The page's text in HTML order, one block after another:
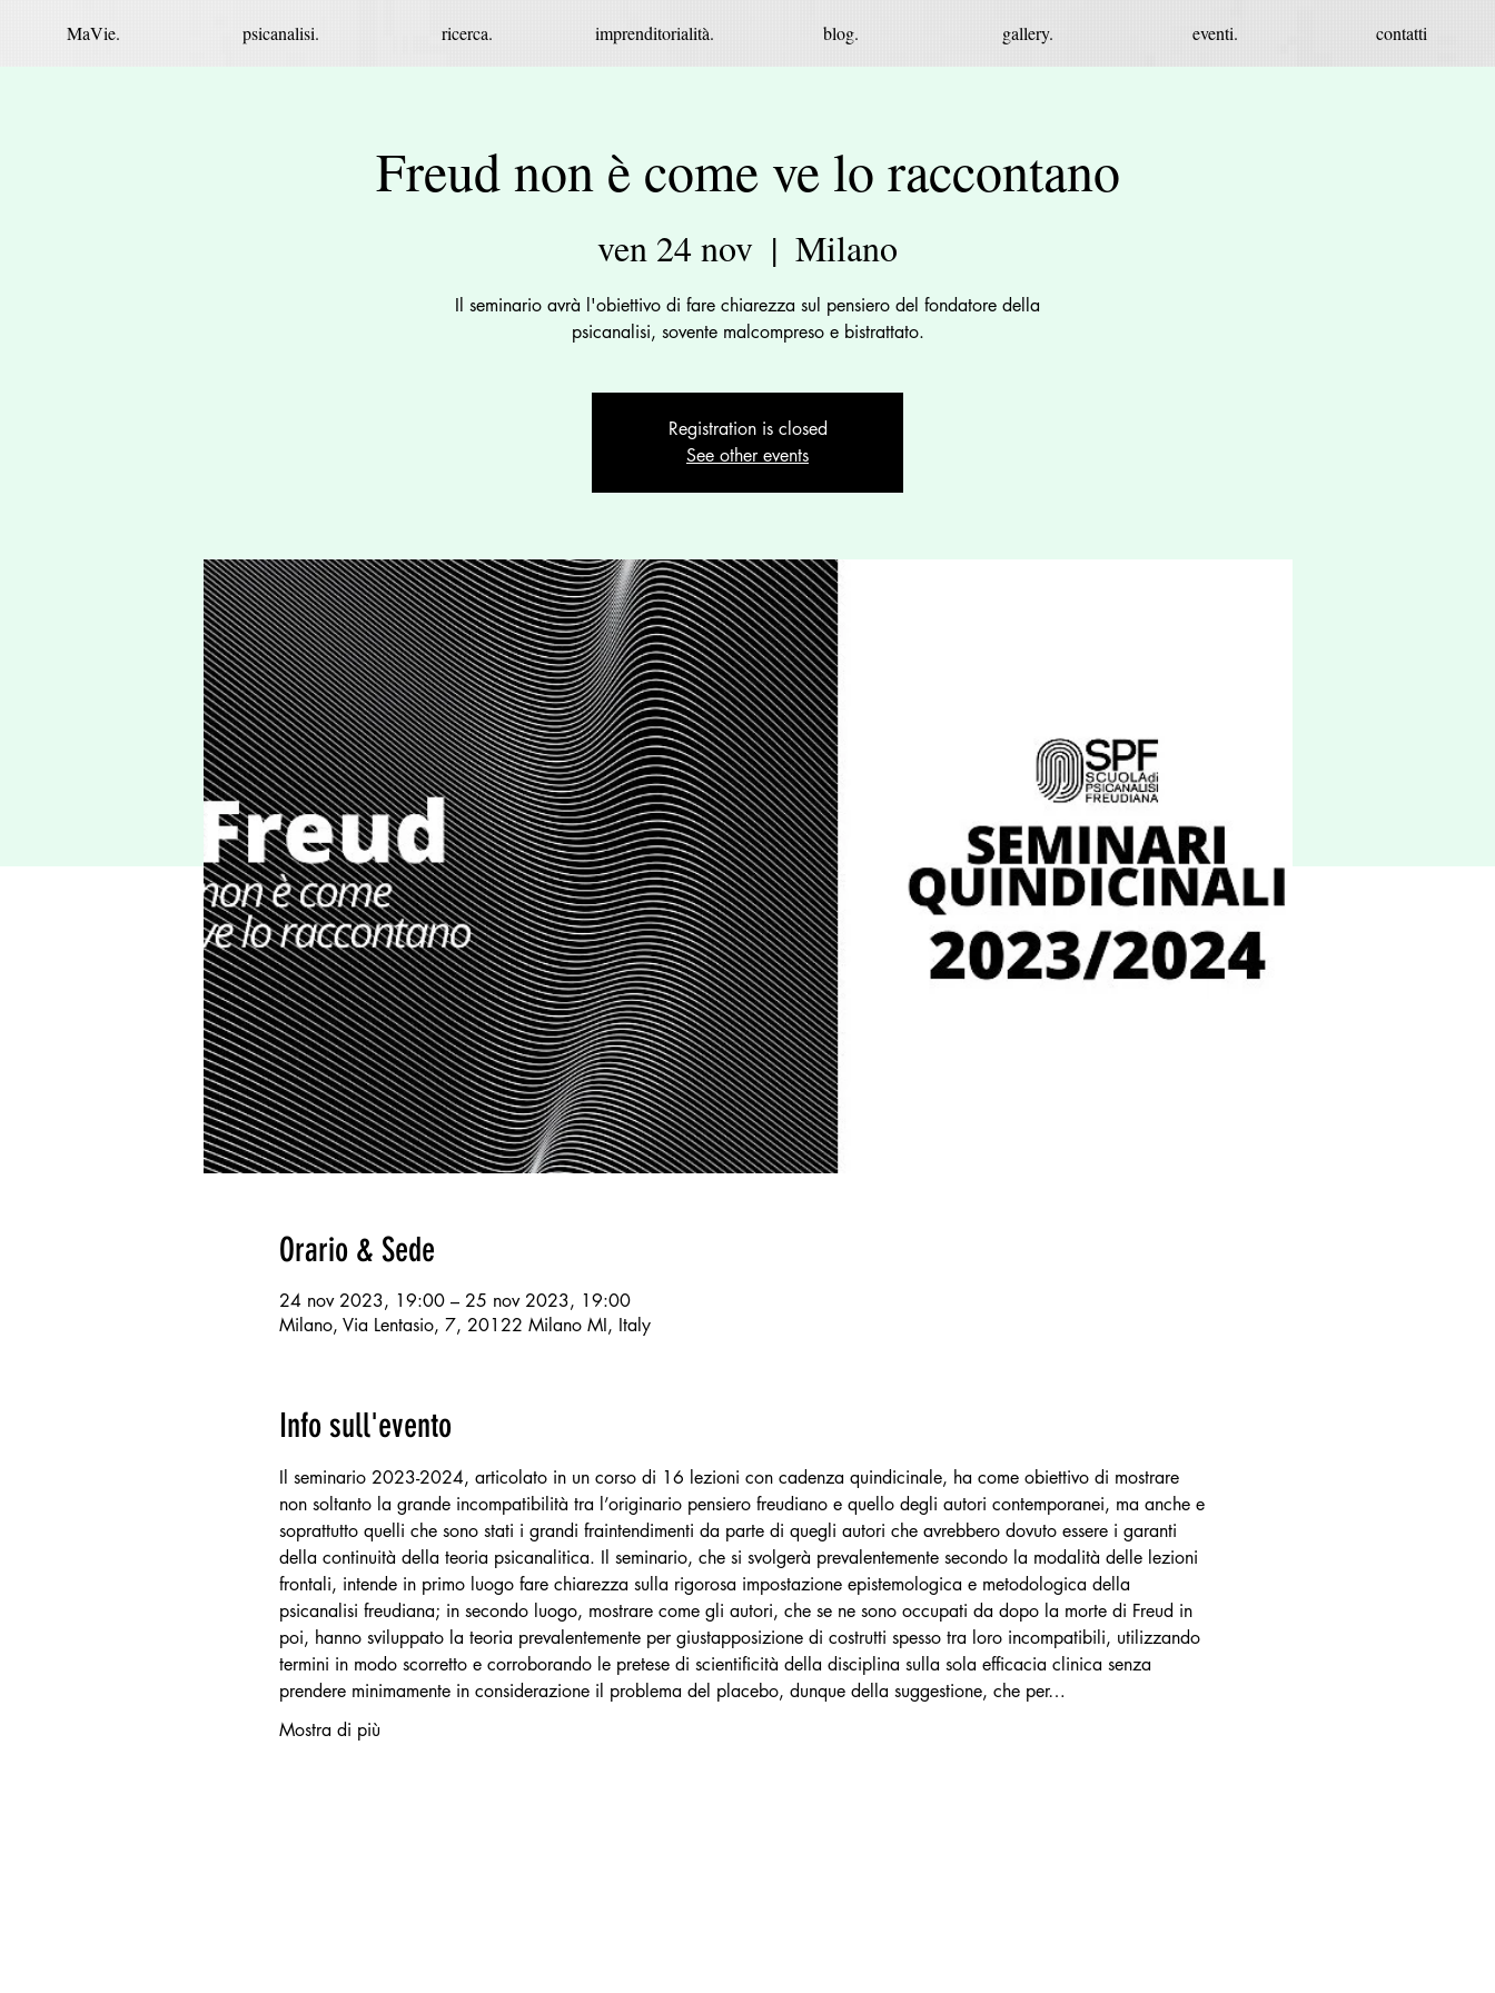
MaVie. psicanalisi. ricerca. imprenditorialità. blog. gallery. eventi. contatti
Freud non è come ve lo raccontano
ven 24 nov
  |
Milano
Il seminario avrà l'obiettivo di fare chiarezza sul pensiero del fondatore della
psicanalisi, sovente malcompreso e bistrattato.
Registration is closed
See other events
Orario & Sede
24 nov 2023, 19:00 – 25 nov 2023, 19:00
Milano, Via Lentasio, 7, 20122 Milano MI, Italy
Info sull'evento
Il seminario 2023-2024, articolato in un corso di 16 lezioni con cadenza quindicinale, ha come obiettivo di mostrare
non soltanto la grande incompatibilità tra l’originario pensiero freudiano e quello degli autori contemporanei, ma anche e
soprattutto quelli che sono stati i grandi fraintendimenti da parte di quegli autori che avrebbero dovuto essere i garanti
della continuità della teoria psicanalitica. Il seminario, che si svolgerà prevalentemente secondo la modalità delle lezioni
frontali, intende in primo luogo fare chiarezza sulla rigorosa impostazione epistemologica e metodologica della
psicanalisi freudiana; in secondo luogo, mostrare come gli autori, che se ne sono occupati da dopo la morte di Freud in
poi, hanno sviluppato la teoria prevalentemente per giustapposizione di costrutti spesso tra loro incompatibili, utilizzando
termini in modo scorretto e corroborando le pretese di scientificità della disciplina sulla sola efficacia clinica senza
prendere minimamente in considerazione il problema del placebo, dunque della suggestione, che per…
Mostra di più